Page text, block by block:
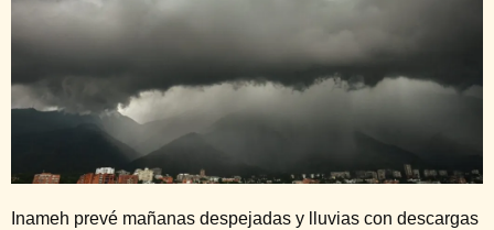
Inameh prevé mañanas despejadas y lluvias con descargas